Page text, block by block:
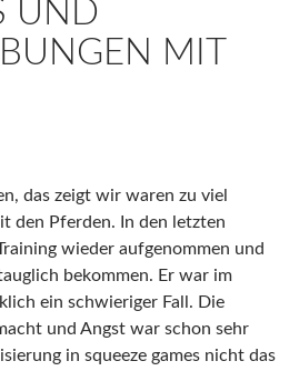
UND
MIT
das zeigt wir waren zu viel
den Pferden. In den letzten
wieder aufgenommen und
bekommen. Er war im
ein schwieriger Fall. Die
und Angst war schon sehr
in squeeze games nicht das